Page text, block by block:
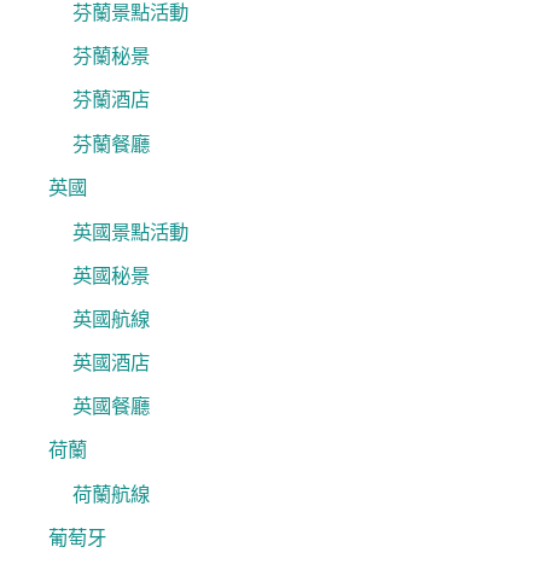
芬蘭景點活動
芬蘭秘景
芬蘭酒店
芬蘭餐廳
英國
英國景點活動
英國秘景
英國航線
英國酒店
英國餐廳
荷蘭
荷蘭航線
葡萄牙